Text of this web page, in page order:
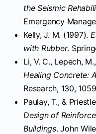
the Seismic
Emergency
Kelly, J. M. (1997).
with Rubber.
Li, V. C., Lepech,
Healing Concrete:
Research, 130,
Paulay, T., &
Design of
Buildings. John